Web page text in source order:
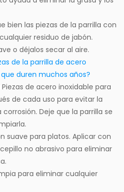
bien las piezas de la parrilla con
residuo de jabón.
o déjalos secar al aire.
de la parrilla de acero
duren muchos años?
Piezas de acero inoxidable para
de cada uso para evitar la
Deje que la parrilla se
suave para platos. Aplicar con
no abrasivo para eliminar
para eliminar cualquier